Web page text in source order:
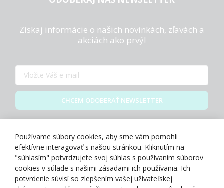
Získaj informácie o našich novinkách, zľavách a
akciách ako prvý!
CHCEM ODOBERAŤ NEWSLETTER
O NÁS
Používame súbory cookies, aby sme vám pomohli
efektívne interagovať s našou stránkou. Kliknutím na
"súhlasím" potvrdzujete svoj súhlas s používaním súborov
cookies v súlade s našimi zásadami ich používania. Ich
potvrdenie súvisí so zlepšením vašej užívateľskej